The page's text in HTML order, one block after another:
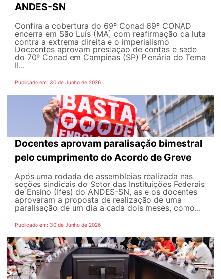
ANDES-SN
Confira a cobertura do 69º Conad 69º CONAD
encerra em São Luís (MA) com reafirmação da luta
contra a extrema direita e o imperialismo
Docecntes aprovam prestação de contas e sede
do 70º Conad em Campinas (SP) Plenária do Tema
II...
Publicado em: 30 de Junho de 2026
Docentes aprovam paralisação bimestral
pelo cumprimento do Acordo de Greve
Após uma rodada de assembleias realizada nas
seções sindicais do Setor das Instituições Federais
de Ensino (Ifes) do ANDES-SN, as e os docentes
aprovaram a proposta de realização de uma
paralisação de um dia a cada dois meses, como...
Publicado em: 30 de Junho de 2026